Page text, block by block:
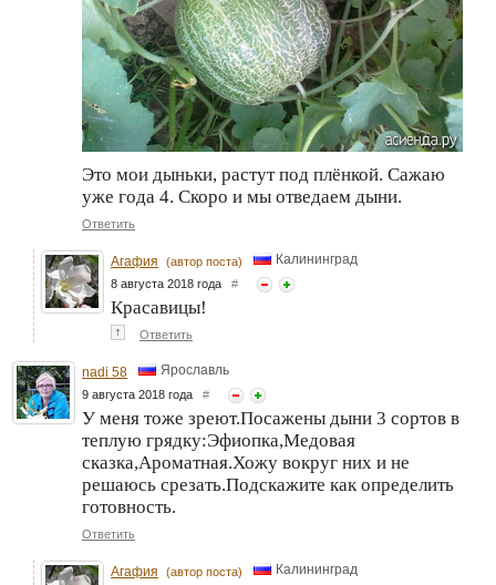
Это мои дыньки, растут под плёнкой. Сажаю
уже года 4. Скоро и мы отведаем дыни.
Ответить
Агафия (автор поста) Калининград
8 августа 2018 года #
Красавицы!
↑ Ответить
nadi 58 Ярославль
9 августа 2018 года #
У меня тоже зреют.Посажены дыни 3 сортов в
теплую грядку:Эфиопка,Медовая
сказка,Ароматная.Хожу вокруг них и не
решаюсь срезать.Подскажите как определить
готовность.
Ответить
Агафия (автор поста) Калининград